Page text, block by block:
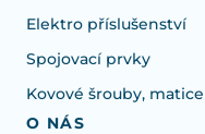
Elektro příslušenství
Spojovací prvky
Kovové šrouby,
O NÁS